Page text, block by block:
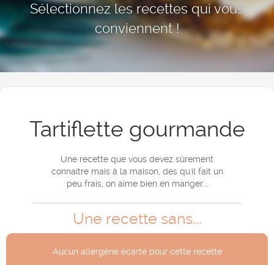
Sélectionnez les recettes qui vous
conviennent !
Tartiflette gourmande
Une recette que vous devez sûrement
connaitre mais à la maison, dès qu'il fait un
peu frais, on aime bien en manger...
Une recette sans...
Aucun allergène écarté pour cette recette